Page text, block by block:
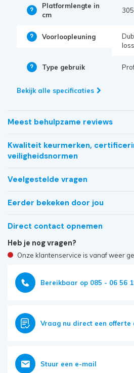
Platformlengte in
cm
Voorloopleuning
Type gebruik
Bekijk alle specificaties
Meest behulpzame reviews
Kwaliteit keurmerken,
veiligheidsnormen
Veelgestelde vragen
Eerder bekeken door jou
Direct contact opnemen
Heb je nog vragen?
Onze klantenservice is vanaf weer
Bereikbaar op 085 - 06 56
Vraag nu direct een offerte
Stuur een e-mail